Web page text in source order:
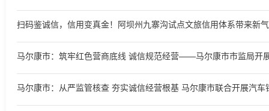
扫码鉴诚信，信用变真金！阿坝州九寨沟试点文旅信用体系带来新